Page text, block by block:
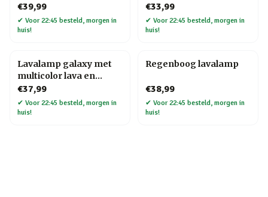
€39,99
✔ Voor 22:45 besteld, morgen in
huis!
€33,99
✔ Voor 22:45 besteld, morgen in
huis!
Lavalamp galaxy met
multicolor lava en
glitters
€37,99
✔ Voor 22:45 besteld, morgen in
huis!
Regenboog lavalamp
€38,99
✔ Voor 22:45 besteld, morgen in
huis!